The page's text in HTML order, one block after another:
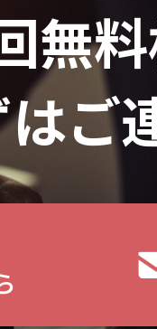
無料
ご